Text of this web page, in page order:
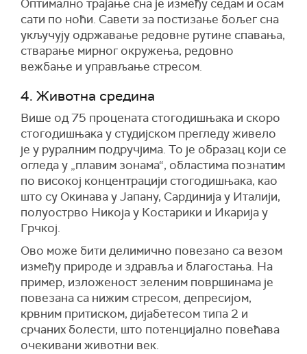
Оптимално трајање сна је између седам и осам
сати по ноћи. Савети за постизање бољег сна
укључују одржавање редовне рутине спавања,
стварање мирног окружења, редовно
вежбање и управљање стресом.
4. Животна средина
Више од 75 процената стогодишњака и скоро
стогодишњака у студијском прегледу живело
је у руралним подручјима. То је образац који се
огледа у „плавим зонама“, областима познатим
по високој концентрацији стогодишњака, као
што су Окинава у Јапану, Сардинија у Италији,
полуострво Никоја у Костарики и Икарија у
Грчкој.
Ово може бити делимично повезано са везом
између природе и здравља и благостања. На
пример, изложеност зеленим површинама је
повезана са нижим стресом, депресијом,
крвним притиском, дијабетесом типа 2 и
срчаних болести, што потенцијално повећава
очекивани животни век.